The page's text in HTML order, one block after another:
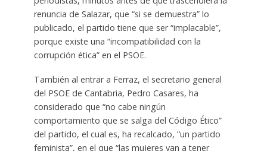
renuncia de Salazar, que “si se demuestra” lo
publicado, el partido tiene que ser “implacable”,
porque existe una “incompatibilidad con la
corrupción ética” en el PSOE.
También al entrar a Ferraz, el secretario general
del PSOE de Cantabria, Pedro Casares, ha
considerado que “no cabe ningún
comportamiento que se salga del Código Ético”
del partido, el cual es, ha recalcado, “un partido
feminista”, en el que “las mujeres van a tener